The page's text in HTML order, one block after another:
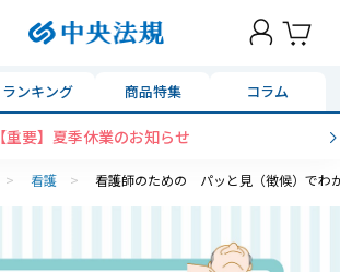
ランキング 商品特集 コラム
【重要】夏季休業のお知らせ
> 看護 > 看護師のための パッと見（徴候）でわ